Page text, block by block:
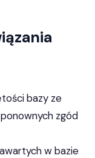
bazy ze
zgód
w bazie